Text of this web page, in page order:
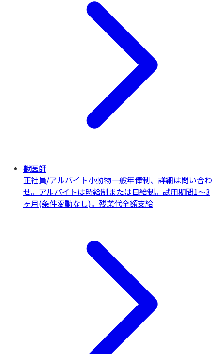
獣医師
正社員/アルバイト小動物一般年俸制、詳細は問い合わ
せ。アルバイトは時給制または日給制。試用期間1〜3
ヶ月(条件変動なし)。残業代全額支給